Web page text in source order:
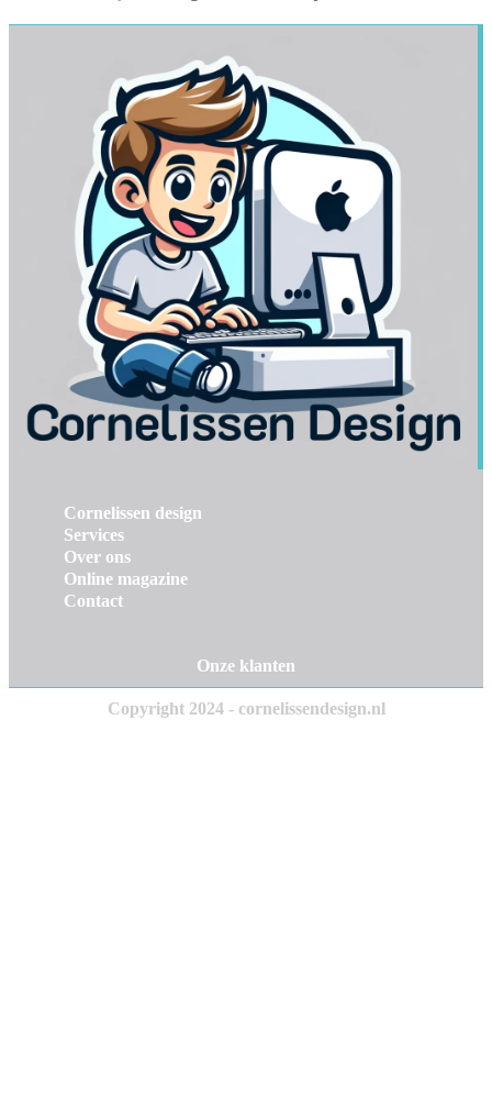
Cornelissen design
Services
Over ons
Online magazine
Contact
Onze klanten
Copyright 2024 - cornelissendesign.nl